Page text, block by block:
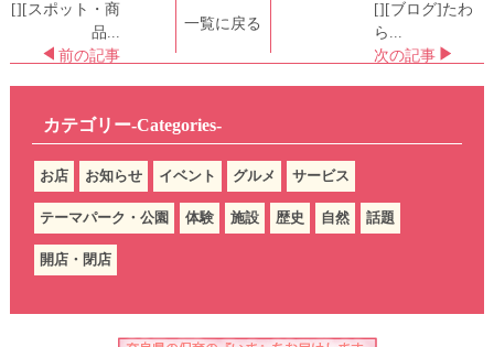
[][スポット・商
品...
前の記事
一覧に戻る
[][ブログ]たわ
ら...
次の記事
カテゴリー-Categories-
お店 お知らせ イベント グルメ サービス
テーマパーク・公園 体験 施設 歴史 自然 話題
開店・閉店